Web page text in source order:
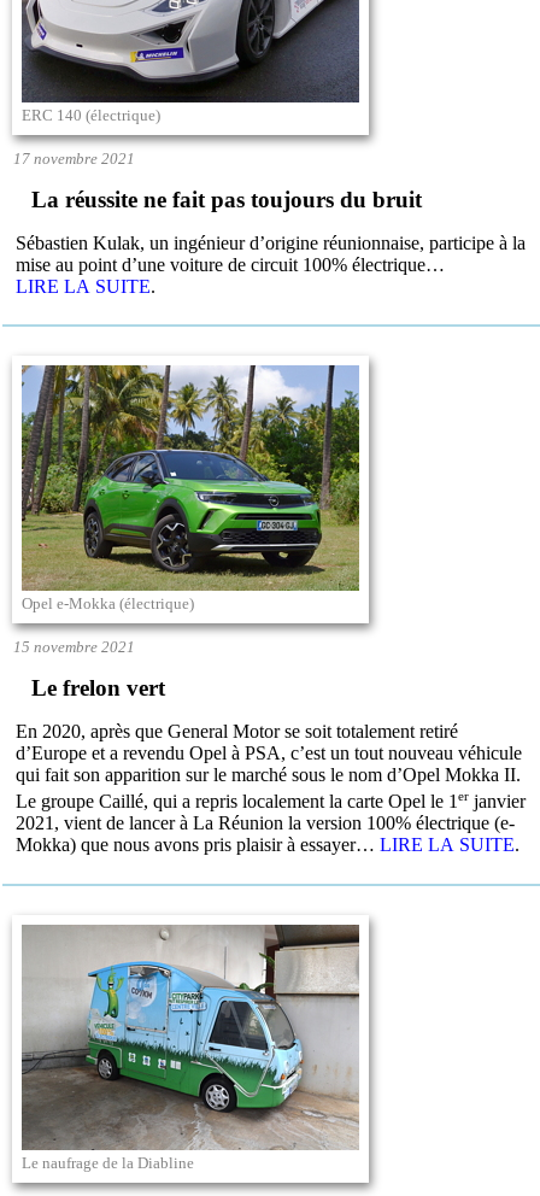
ERC 140 (électrique)
17 novembre 2021
La réussite ne fait pas toujours du bruit
Sébastien Kulak, un ingénieur d’origine réunionnaise, participe à la
mise au point d’une voiture de circuit 100% électrique…
LIRE LA SUITE.
Opel e-Mokka (électrique)
15 novembre 2021
Le frelon vert
En 2020, après que General Motor se soit totalement retiré
d’Europe et a revendu Opel à PSA, c’est un tout nouveau véhicule
qui fait son apparition sur le marché sous le nom d’Opel Mokka II.
Le groupe Caillé, qui a repris localement la carte Opel le 1er janvier
2021, vient de lancer à La Réunion la version 100% électrique (e-
Mokka) que nous avons pris plaisir à essayer…LIRE LA SUITE.
Le naufrage de la Diabline